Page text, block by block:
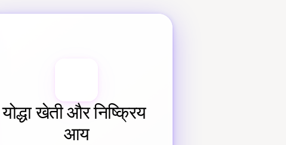
योद्धा खेती और निष्क्रिय
आय